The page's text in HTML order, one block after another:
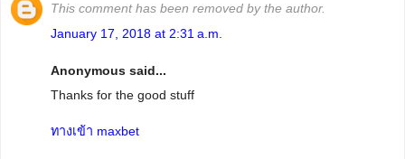
This comment has been removed by the author.
January 17, 2018 at 2:31 a.m.
Anonymous said...
Thanks for the good stuff
ทางเข้า maxbet